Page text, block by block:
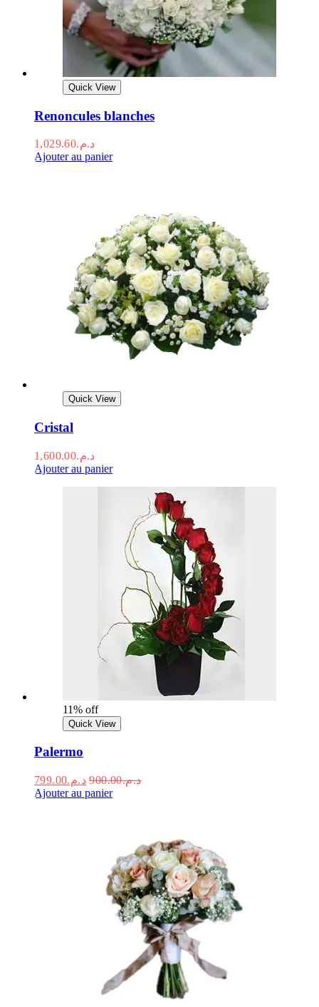
Quick View
Renoncules blanches
د.م.1,029.60
Ajouter au panier
Quick View
Cristal
د.م.1,600.00
Ajouter au panier
11% off
Quick View
Palermo
د.م.799.00 د.م.900.00
Ajouter au panier